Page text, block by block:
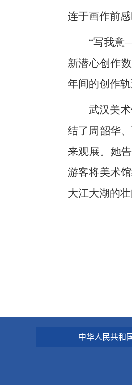
连于画作前感
“写我意
新潜心创作
年间的创作轨
武汉美
结了周韶华
来观展。她
游客将美术
大江大湖的
中华人民共和